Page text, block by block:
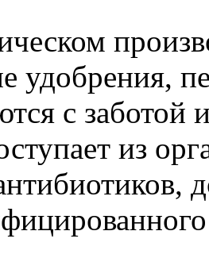
удобрения,
с заботой
из